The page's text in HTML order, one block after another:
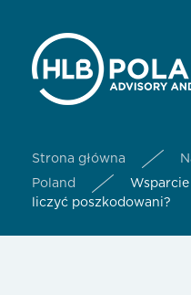
Strona główna
Poland
liczyć poszkodowani?